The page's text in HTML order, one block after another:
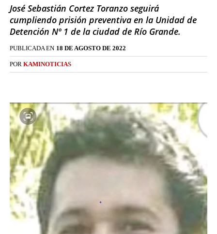
José Sebastián Cortez Toranzo seguirá
cumpliendo prisión preventiva en la Unidad de
Detención Nº 1 de la ciudad de Río Grande.
PUBLICADA EN 18 DE AGOSTO DE 2022
POR KAMINOTICIAS